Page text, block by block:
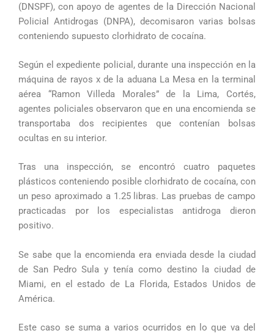
(DNSPF), con apoyo de agentes de la Dirección Nacional
Policial Antidrogas (DNPA), decomisaron varias bolsas
conteniendo supuesto clorhidrato de cocaína.
Según el expediente policial, durante una inspección en la
máquina de rayos x de la aduana La Mesa en la terminal
aérea “Ramon Villeda Morales” de la Lima, Cortés,
agentes policiales observaron que en una encomienda se
transportaba dos recipientes que contenían bolsas
ocultas en su interior.
Tras una inspección, se encontró cuatro paquetes
plásticos conteniendo posible clorhidrato de cocaína, con
un peso aproximado a 1.25 libras. Las pruebas de campo
practicadas por los especialistas antidroga dieron
positivo.
Se sabe que la encomienda era enviada desde la ciudad
de San Pedro Sula y tenía como destino la ciudad de
Miami, en el estado de La Florida, Estados Unidos de
América.
Este caso se suma a varios ocurridos en lo que va del